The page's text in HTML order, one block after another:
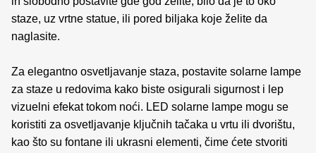
staze, uz vrtne statue, ili pored biljaka koje želite da
naglasite.
Za elegantno osvetljavanje staza, postavite solarne lampe
za staze u redovima kako biste osigurali sigurnost i lep
vizuelni efekat tokom noći. LED solarne lampe mogu se
koristiti za osvetljavanje ključnih tačaka u vrtu ili dvorištu,
kao što su fontane ili ukrasni elementi, čime ćete stvoriti